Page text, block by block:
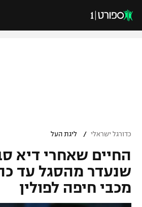
גביע הטוטו
ליגיונרים
ליגת האלופות
ליגה אירופית
ליגה אנגלית
כדורסל ישראלי
ליגת ווינר סל
כדורסל עולמי
כדורגל ישראלי / ליגת העל
החיים שאחרי דיא
שנעדר מהסגל עד
מכבי חיפה לפולין